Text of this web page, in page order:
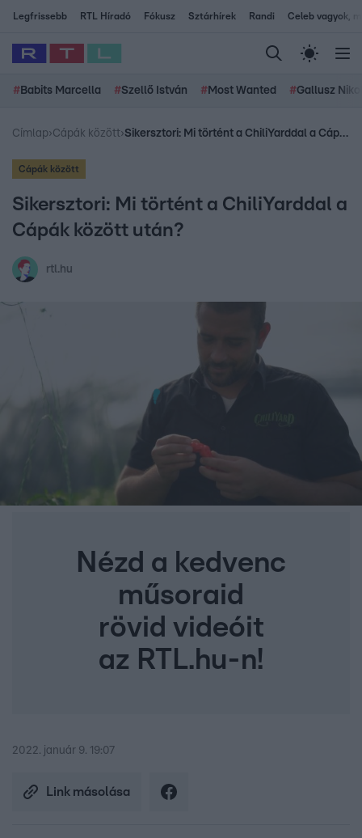
Legfrissebb RTL Híradó Fókusz Sztárhírek Randi Celeb vagyok,
# Babits Marcella #Szellő István # Most Wanted #Gallusz
Címlap›Cápák között› Sikersztori: Mi történt a ChiliYarddal a Cápák között után?
Cápák között
Sikersztori: Mi történt a ChiliYarddal a
Cápák között után?
rtl.hu
Nézd a kedvenc
műsoraid
rövid videóit
az RTL.hu-n!
2022. január 9. 19:07
Link másolása